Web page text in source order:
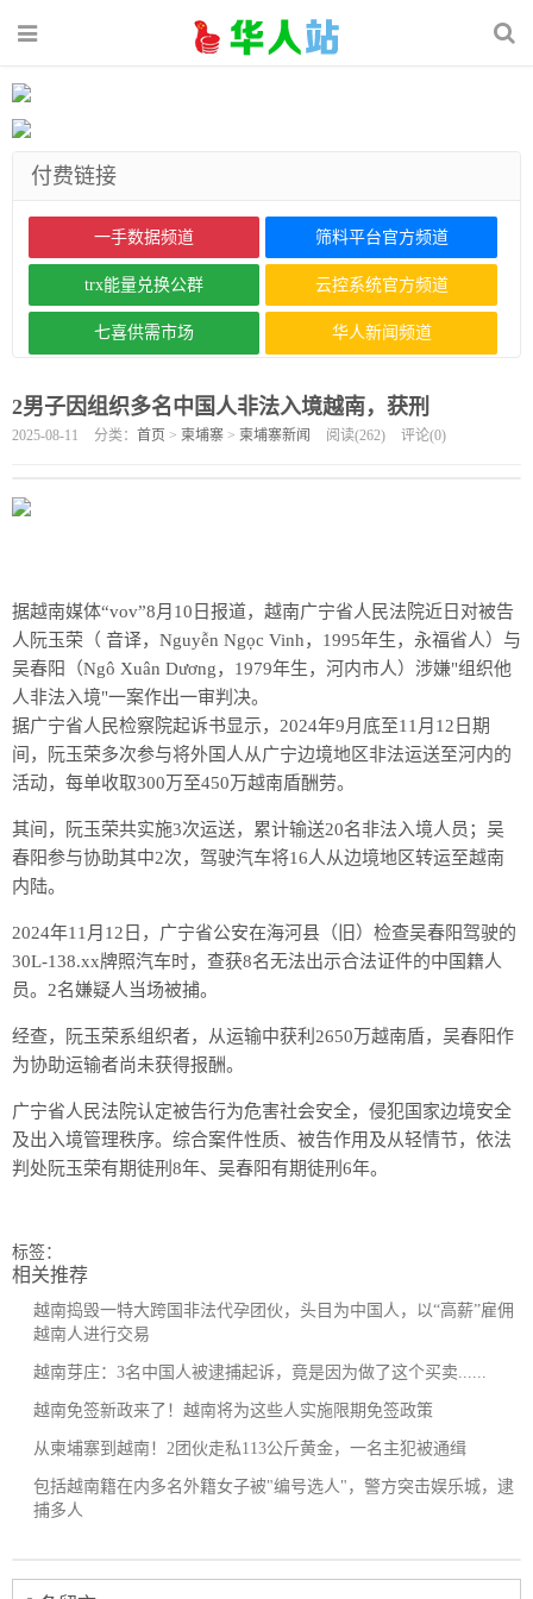
付费链接
一手数据频道 筛料平台官方频道
trx能量兑换公群 云控系统官方频道
七喜供需市场 华人新闻频道
2男子因组织多名中国人非法入境越南，获刑
2025-08-11 分类： 首页 > 柬埔寨 > 柬埔寨新闻 阅读(262) 评论(0)
据越南媒体“vov”8月10日报道，越南广宁省人民法院近日对被告
人阮玉荣（ 音译，Nguyễn Ngọc Vinh，1995年生，永福省人）与
吴春阳（Ngô Xuân Dương，1979年生，河内市人）涉嫌"组织他
人非法入境"一案作出一审判决。
据广宁省人民检察院起诉书显示，2024年9月底至11月12日期
间，阮玉荣多次参与将外国人从广宁边境地区非法运送至河内的
活动，每单收取300万至450万越南盾酬劳。
其间，阮玉荣共实施3次运送，累计输送20名非法入境人员；吴
春阳参与协助其中2次，驾驶汽车将16人从边境地区转运至越南
内陆。
2024年11月12日，广宁省公安在海河县（旧）检查吴春阳驾驶的
30L-138.xx牌照汽车时，查获8名无法出示合法证件的中国籍人
员。2名嫌疑人当场被捕。
经查，阮玉荣系组织者，从运输中获利2650万越南盾，吴春阳作
为协助运输者尚未获得报酬。
广宁省人民法院认定被告行为危害社会安全，侵犯国家边境安全
及出入境管理秩序。综合案件性质、被告作用及从轻情节，依法
判处阮玉荣有期徒刑8年、吴春阳有期徒刑6年。
标签：
相关推荐
越南捣毁一特大跨国非法代孕团伙，头目为中国人，以“高薪”雇佣
越南人进行交易
越南芽庄：3名中国人被逮捕起诉，竟是因为做了这个买卖......
越南免签新政来了！越南将为这些人实施限期免签政策
从柬埔寨到越南！2团伙走私113公斤黄金，一名主犯被通缉
包括越南籍在内多名外籍女子被"编号选人"，警方突击娱乐城，逮
捕多人